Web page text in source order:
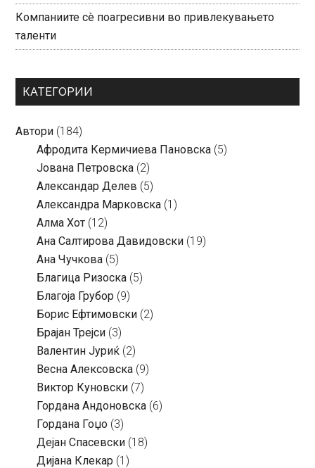
Компаниите сè поагресивни во привлекувањето
таленти
КАТЕГОРИИ
Автори (184)
Aфродита Кермичиева Пановска (5)
Јована Петровска (2)
Александар Делев (5)
Александра Марковска (1)
Алма Хот (12)
Ана Салтирова Давидовски (19)
Ана Чучкова (5)
Благица Ризоска (5)
Благоја Грубор (9)
Борис Ефтимовски (2)
Брајан Трејси (3)
Валентин Јуриќ (2)
Весна Алексовска (9)
Виктор Куновски (7)
Гордана Андоновска (6)
Гордана Гоџо (3)
Дејан Спасевски (18)
Дијана Клекар (1)